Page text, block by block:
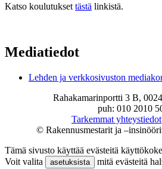
Katso koulutukset tästä linkistä.
Mediatiedot
Lehden ja verkkosivuston
Rahakamarinportti 3 B,
puh: 010 2010
Tarkemmat yhteystiedot
© Rakennusmestarit ja
Tämä sivusto käyttää evästeitä
Voit valita
asetuksista mitä evästeitä